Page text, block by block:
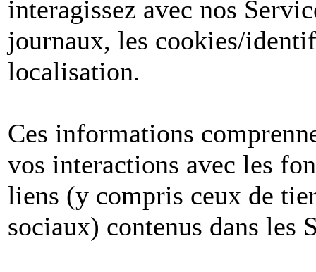
interagissez avec nos
journaux, les cookies/
localisation.
Ces informations
vos interactions avec les
liens (y compris ceux de
sociaux) contenus dans les